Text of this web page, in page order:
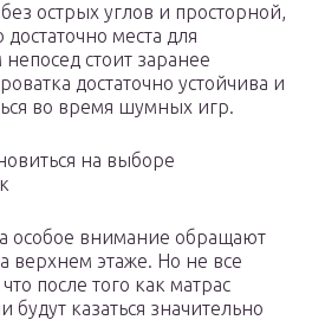
острых углов и просторной,
места для
стоит заранее
достаточно устойчива и
во время шумных игр.
на выборе
особое внимание обращают
верхнем этаже. Но не все
после того как матрас
будут казаться значительно